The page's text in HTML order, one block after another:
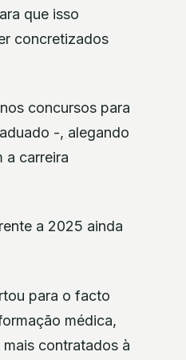
que isso
concretizados
concursos para
-, alegando
a carreira
a 2025 ainda
para o facto
médica,
contratados à